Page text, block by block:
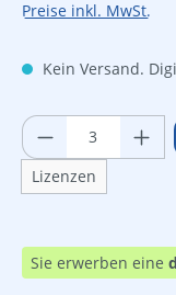
Preise inkl. MwSt.
Kein Versand.
Produkt
Lizenzen
Sie erwerben eine